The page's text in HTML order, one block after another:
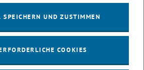
SPEICHERN UND ZUSTIMMEN
COOKIES